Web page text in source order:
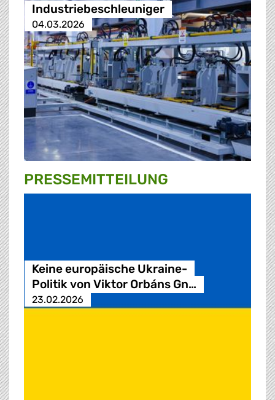
Industriebeschleuniger
04.03.2026
PRESSE­MITTEILUNG
Keine europäische Ukraine-
Politik von Viktor Orbáns Gn…
23.02.2026